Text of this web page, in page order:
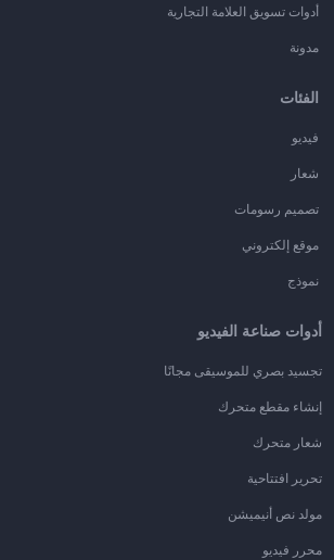
أدوات تسويق العلامة التجارية
مدونة
الفئات
فيديو
شعار
تصميم رسومات
موقع إلكتروني
نموذج
أدوات صناعة الفيديو
تجسيد بصري للموسيقى مجانًا
إنشاء مقطع متحرك
شعار متحرك
تحرير افتتاحية
مولد نص أنيميشن
محرر فيديو